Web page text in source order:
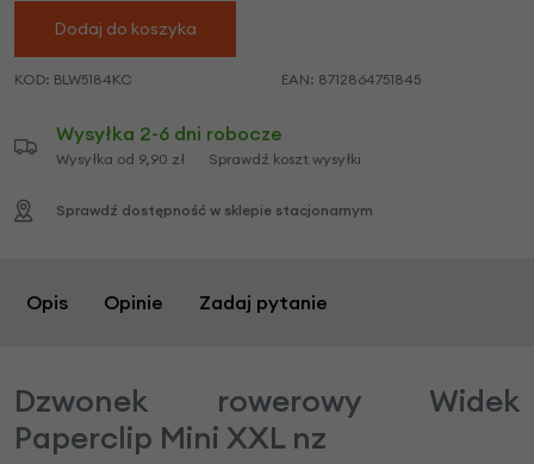
Dodaj do koszyka
KOD: BLW5184KC EAN: 8712864751845
Wysyłka 2-6 dni robocze
Wysyłka od 9,90 zł Sprawdź koszt wysyłki
Sprawdź dostępność w sklepie stacjonarnym
Opis Opinie Zadaj pytanie
Dzwonek rowerowy Widek
Paperclip Mini XXL nz